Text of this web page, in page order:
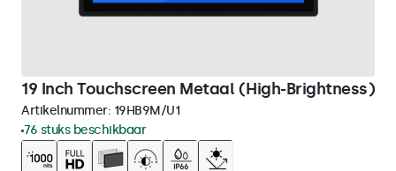
19 Inch Touchscreen Metaal (High-Brightness)
Artikelnummer: 19HB9M/U1
76 stuks beschikbaar